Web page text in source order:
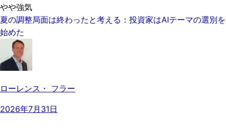
やや強気
夏の調整局面は終わったと考える：投資家はAIテーマの選別を
始めた
ローレンス・ フラー
2026年7月31日